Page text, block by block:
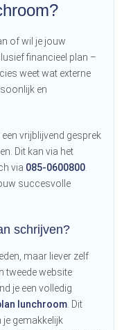
of wil je jouw
financieel plan –
weet wat externe
en
vrijblijvend gesprek
Dit kan via het
via 085-0600800.
succesvolle
schrijven?
maar liever zelf
tweede website
je een volledig
lunchroom. Dit
gemakkelijk